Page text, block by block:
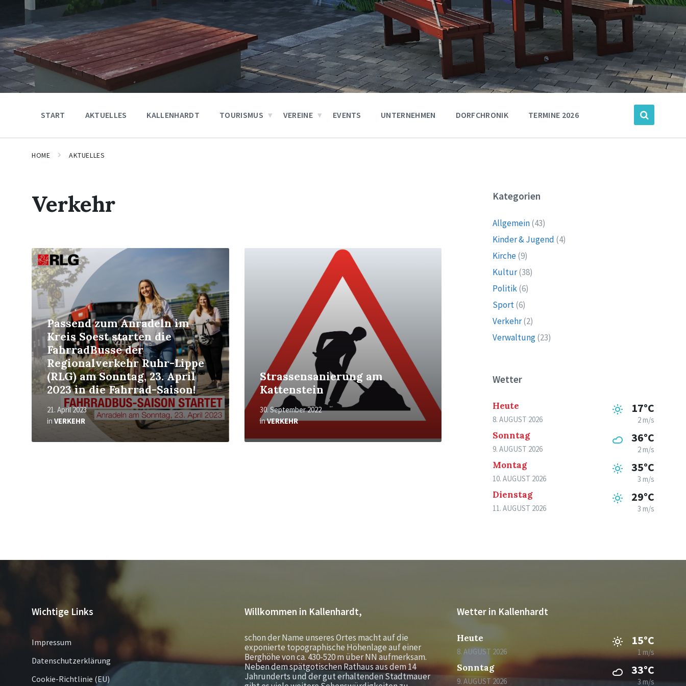
START AKTUELLES KALLENHARDT TOURISMUS VEREINE EVENTS UNTERNEHMEN DORFCHRONIK TERMINE 2026
HOME AKTUELLES
Verkehr
Passend zum Anradeln im
Kreis Soest starten die
FahrradBusse der
Regionalverkehr Ruhr-Lippe
(RLG) am Sonntag, 23. April
2023 in die Fahrrad-Saison!
21. April 2023
in VERKEHR
Mehr
erfahren
Strassensanierung am
Kattenstein
30. September 2022
inVERKEHR
Mehr
Kategorien
Allgemein(43)
Kinder & Jugend (4)
Kirche(9)
Kultur(38)
Politik(6)
Sport(6)
Verkehr(2)
Verwaltung(23)
Wetter
Heute
8. AUGUST 2026
17°C
2 m/s
Sonntag
9. AUGUST 2026
36°C
2 m/s
Montag
10. AUGUST 2026
35°C
3 m/s
Dienstag
11. AUGUST 2026
29°C
3 m/s
Wichtige Links
Impressum
Datenschutzerklärung
Cookie-Richtlinie (EU)
Willkommen in Kallenhardt,
schon der Name unseres Ortes macht auf die
exponierte topographische Höhenlage auf einer
Berghöhe von ca. 430-520 m über NN aufmerksam.
Neben dem spätgotischen Rathaus aus dem 14
Jahrunderts und der gut erhaltenden Stadtmauer
Wetter in Kallenhardt
Heute
8. AUGUST 2026
15°C
1 m/s
Sonntag
9. AUGUST 2026
33°C
3 m/s